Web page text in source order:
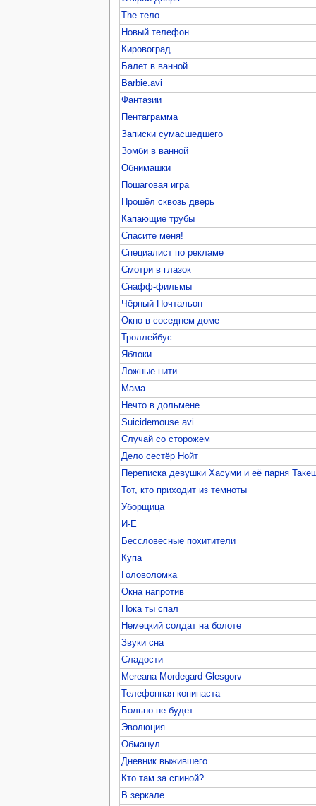
The тело
Новый телефон
Кировоград
Балет в ванной
Barbie.avi
Фантазии
Пентаграмма
Записки сумасшедшего
Зомби в ванной
Обнимашки
Пошаговая игра
Прошёл сквозь дверь
Капающие трубы
Спасите меня!
Специалист по рекламе
Смотри в глазок
Снафф-фильмы
Чёрный Почтальон
Окно в соседнем доме
Троллейбус
Яблоки
Ложные нити
Мама
Нечто в дольмене
Suicidemouse.avi
Случай со сторожем
Дело сестёр Нойт
Переписка девушки Хасуми и её парня
Тот, кто приходит из темноты
Уборщица
И-Е
Бессловесные похитители
Купа
Головоломка
Окна напротив
Пока ты спал
Немецкий солдат на болоте
Звуки сна
Сладости
Mereana Mordegard Glesgorv
Телефонная копипаста
Больно не будет
Эволюция
Обманул
Дневник выжившего
Кто там за спиной?
В зеркале